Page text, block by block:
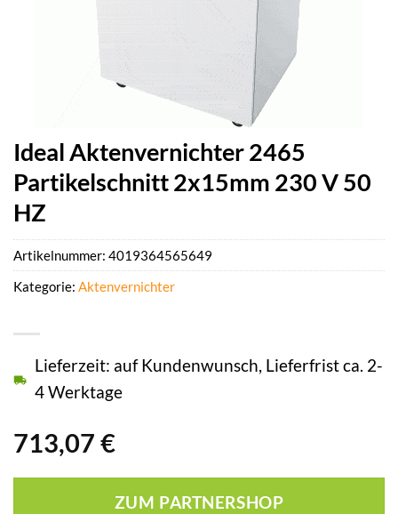
Ideal Aktenvernichter 2465
Partikelschnitt 2x15mm 230 V 50
HZ
713,07 €
Lieferzeit: auf Kundenwunsch, Lieferfrist ca. 2-
4 Werktage
ZUM PARTNERSHOP
Artikelnummer: 4019364565649
Kategorie: Aktenvernichter